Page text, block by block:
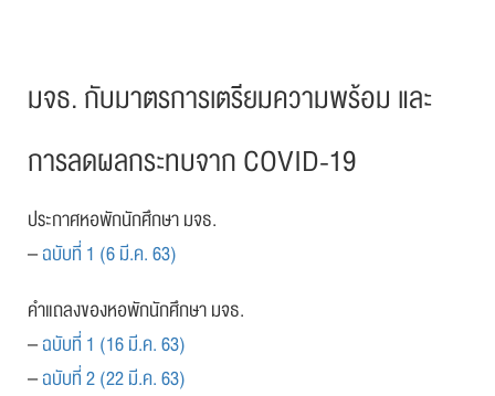
มจธ. กับมาตรการเตรียมความพร้อม และ
การลดผลกระทบจาก COVID-19
ประกาศหอพักนักศึกษา มจธ.
–ฉบับที่ 1 (6 มี.ค. 63)
คำแถลงของหอพักนักศึกษา มจธ.
–ฉบับที่ 1 (16 มี.ค. 63)
–ฉบับที่ 2 (22 มี.ค. 63)